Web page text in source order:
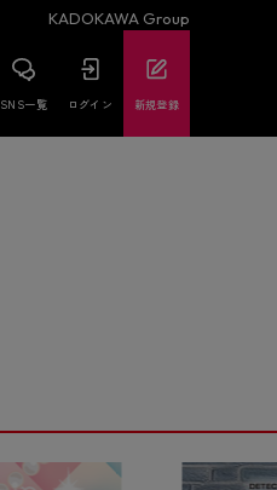
KADOKAWA Group
SNS一覧 ログイン 新規登録